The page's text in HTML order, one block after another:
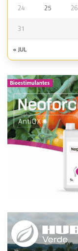
24 25 26
31
« JUL